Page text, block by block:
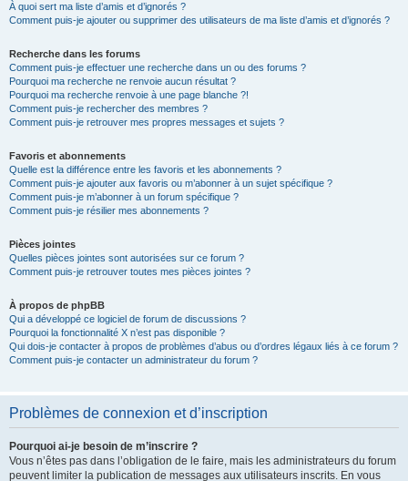
À quoi sert ma liste d’amis et d’ignorés ?
Comment puis-je ajouter ou supprimer des utilisateurs de ma liste d’amis et d’ignorés ?
Recherche dans les forums
Comment puis-je effectuer une recherche dans un ou des forums ?
Pourquoi ma recherche ne renvoie aucun résultat ?
Pourquoi ma recherche renvoie à une page blanche ?!
Comment puis-je rechercher des membres ?
Comment puis-je retrouver mes propres messages et sujets ?
Favoris et abonnements
Quelle est la différence entre les favoris et les abonnements ?
Comment puis-je ajouter aux favoris ou m’abonner à un sujet spécifique ?
Comment puis-je m’abonner à un forum spécifique ?
Comment puis-je résilier mes abonnements ?
Pièces jointes
Quelles pièces jointes sont autorisées sur ce forum ?
Comment puis-je retrouver toutes mes pièces jointes ?
À propos de phpBB
Qui a développé ce logiciel de forum de discussions ?
Pourquoi la fonctionnalité X n’est pas disponible ?
Qui dois-je contacter à propos de problèmes d’abus ou d’ordres légaux liés à ce forum ?
Comment puis-je contacter un administrateur du forum ?
Problèmes de connexion et d’inscription
Pourquoi ai-je besoin de m’inscrire ?
Vous n’êtes pas dans l’obligation de le faire, mais les administrateurs du forum
peuvent limiter la publication de messages aux utilisateurs inscrits. En vous